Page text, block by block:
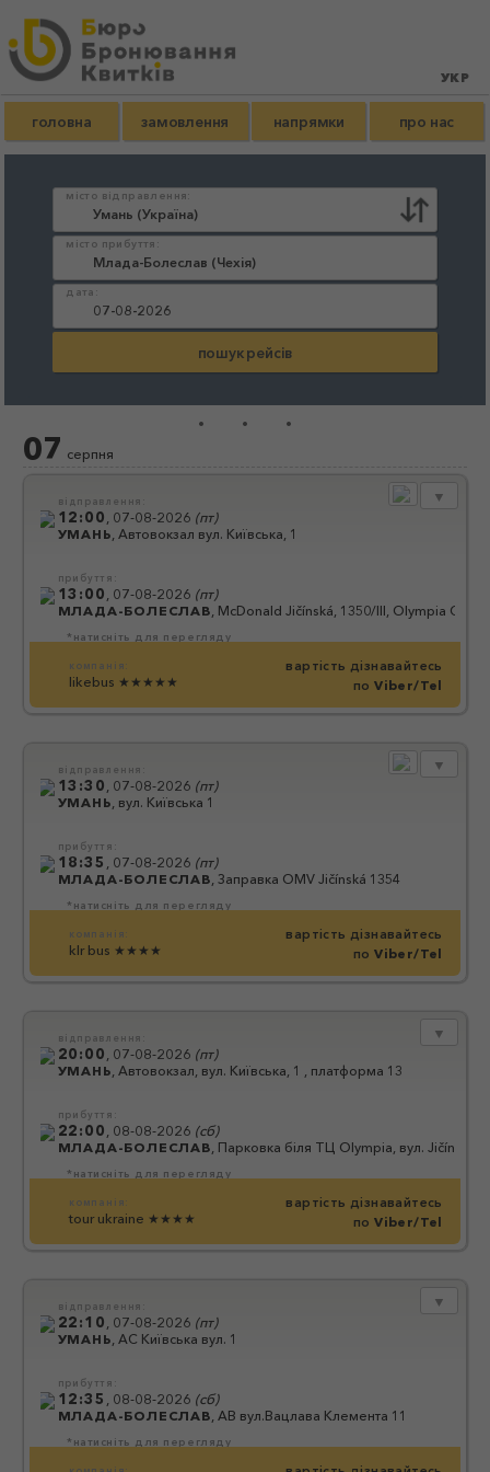
головна замовлення напрямки про нас
місто відправлення:
місто прибуття:
дата:
...
07 серпня
▼
*натисніть для перегляду
відправлення:
12:00 07-08-2026 (пт)
УМАНЬ Автовокзал вул. Київська, 1
прибуття:
13:00 07-08-2026 (пт)
МЛАДА-БОЛЕСЛАВ McDonald Jičínská, 1350/III, Olympia
компанія:
likebus ★★★★★
вартість дізнавайтесь
поViber/Tel
▼
*натисніть для перегляду
відправлення:
13:30 07-08-2026 (пт)
УМАНЬ вул. Київська 1
прибуття:
18:35 07-08-2026 (пт)
МЛАДА-БОЛЕСЛАВ Заправка OMV Jičínská 1354
компанія:
klr bus ★★★★
вартість дізнавайтесь
поViber/Tel
▼
*натисніть для перегляду
відправлення:
20:00 07-08-2026 (пт)
УМАНЬ Автовокзал, вул. Київська, 1 , платформа 13
прибуття:
22:00 08-08-2026 (сб)
МЛАДА-БОЛЕСЛАВ Парковка біля ТЦ Olympia, вул. Jičínská
компанія:
tour ukraine ★★★★
вартість дізнавайтесь
поViber/Tel
▼
*натисніть для перегляду
відправлення:
22:10 07-08-2026 (пт)
УМАНЬ АС Київська вул. 1
прибуття:
12:35 08-08-2026 (сб)
МЛАДА-БОЛЕСЛАВ АВ вул.Вацлава Клемента 11